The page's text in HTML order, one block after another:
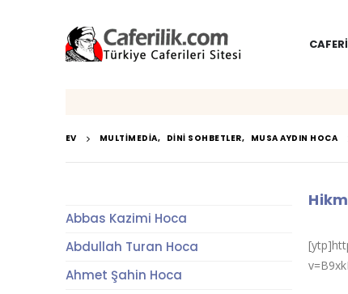
EV MULTIMEDIA, DINI SOHBETLER, MUSA AYDIN HOCA
Abbas Kazimi Hoca
Abdullah Turan Hoca
Ahmet Şahin Hoca